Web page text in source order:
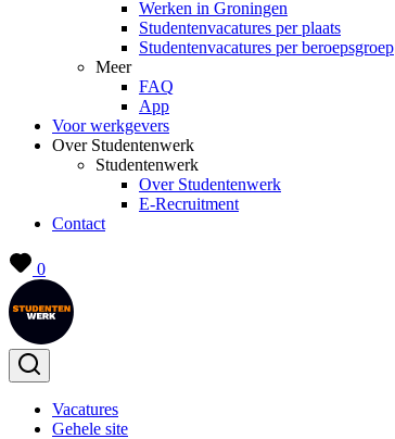
Werken in Groningen
Studentenvacatures per plaats
Studentenvacatures per beroepsgroep
Meer
FAQ
App
Voor werkgevers
Over Studentenwerk
Studentenwerk
Over Studentenwerk
E-Recruitment
Contact
0
Vacatures
Gehele site